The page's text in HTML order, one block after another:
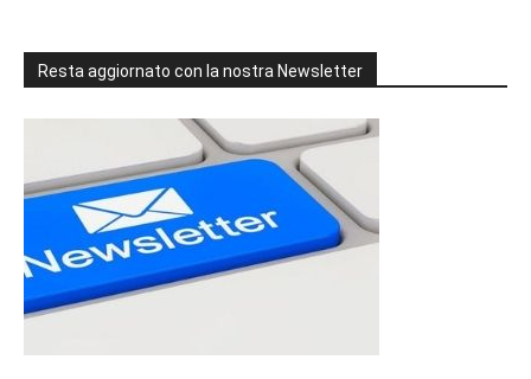
Resta aggiornato con la nostra Newsletter